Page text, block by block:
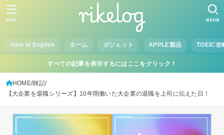
View in English ホーム ガジェット APPLE製品 TOEIC攻
SEARCH
MENU
すべての記事を表示するにはここをクリック！
HOME 雑記
【大企業を退職シリーズ】10年間働いた大企業の退職を上司に伝えた日！